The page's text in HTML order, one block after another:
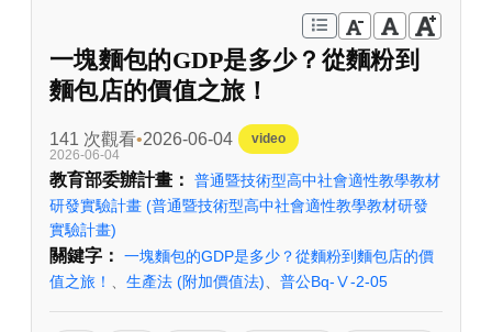
一塊麵包的GDP是多少？從麵粉到
麵包店的價值之旅！
141 次觀看 2026-06-04
video
2026-06-04
教育部委辦計畫：
普通暨技術型高中社會適性教學教材
研發實驗計畫 (普通暨技術型高中社會適性教學教材研發
實驗計畫)
關鍵字：
一塊麵包的GDP是多少？從麵粉到麵包店的價
值之旅！
生產法 (附加價值法) 普公Bq-Ⅴ-2-05